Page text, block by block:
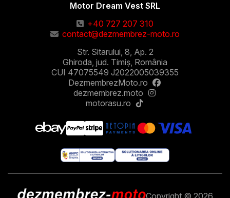
Motor Dream Vest SRL
+40 727 207 310
contact@dezmembrez-moto.ro
Str. Sitarului, 8, Ap. 2
Ghiroda, jud. Timiș, România
CUI 47075549 J2022005039355
DezmembrezMoto.ro
dezmembrez.moto
motorasu.ro